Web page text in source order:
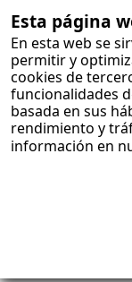
Esta página
En esta web se
permitir y
cookies de
funcionalidades
basada en sus
rendimiento y
información en